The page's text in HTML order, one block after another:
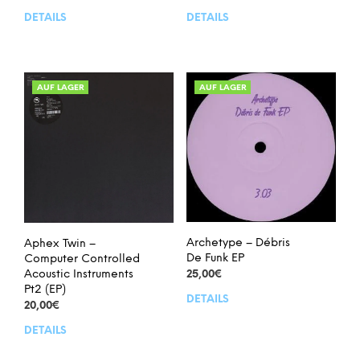
DETAILS DETAILS
AUF LAGER
Aphex Twin –
Computer Controlled
Acoustic Instruments
Pt2 (EP)
20,00€
DETAILS
AUF LAGER
Archetype – Débris
De Funk EP
25,00€
DETAILS